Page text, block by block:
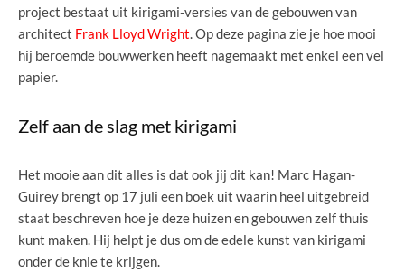
project bestaat uit kirigami-versies van de gebouwen van
architect Frank Lloyd Wright. Op deze pagina zie je hoe mooi
hij beroemde bouwwerken heeft nagemaakt met enkel een vel
papier.
Zelf aan de slag met kirigami
Het mooie aan dit alles is dat ook jij dit kan! Marc Hagan-
Guirey brengt op 17 juli een boek uit waarin heel uitgebreid
staat beschreven hoe je deze huizen en gebouwen zelf thuis
kunt maken. Hij helpt je dus om de edele kunst van kirigami
onder de knie te krijgen.